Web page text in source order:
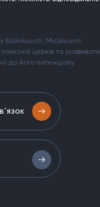
Місійності,
помісній церкві та розвивати
до його потенціалу.